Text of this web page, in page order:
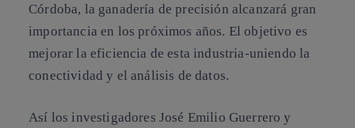
Córdoba, la ganadería de precisión alcanzará gran
importancia en los próximos años. El objetivo es
mejorar la eficiencia de esta industria-uniendo la
conectividad y el análisis de datos.
Así los investigadores José Emilio Guerrero y